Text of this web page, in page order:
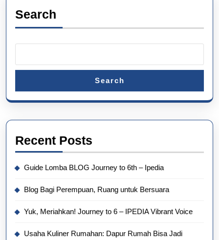
Search
Search
Recent Posts
Guide Lomba BLOG Journey to 6th – Ipedia
Blog Bagi Perempuan, Ruang untuk Bersuara
Yuk, Meriahkan! Journey to 6 – IPEDIA Vibrant Voice
Usaha Kuliner Rumahan: Dapur Rumah Bisa Jadi